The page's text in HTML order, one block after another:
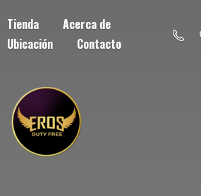
Tienda
Acerca de
Ubicación
Contacto